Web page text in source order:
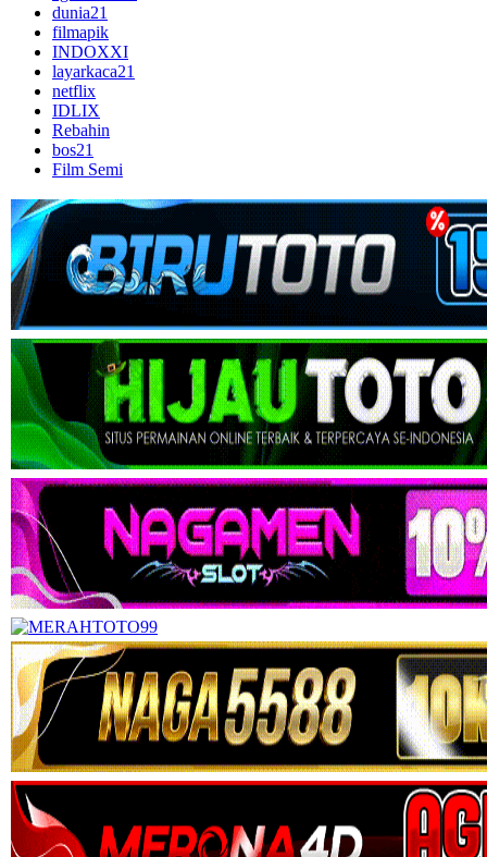
dunia21
filmapik
INDOXXI
layarkaca21
netflix
IDLIX
Rebahin
bos21
Film Semi